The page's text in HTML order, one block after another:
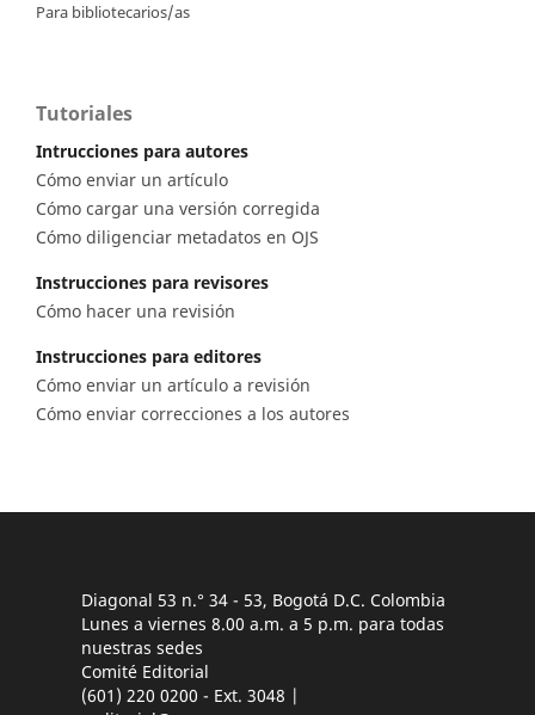
Para bibliotecarios/as
Tutoriales
Intrucciones para autores
Cómo enviar un artículo
Cómo cargar una versión corregida
Cómo diligenciar metadatos en OJS
Instrucciones para revisores
Cómo hacer una revisión
Instrucciones para editores
Cómo enviar un artículo a revisión
Cómo enviar correcciones a los autores
Diagonal 53 n.° 34 - 53, Bogotá D.C. Colombia
Lunes a viernes 8.00 a.m. a 5 p.m. para todas
nuestras sedes
Comité Editorial
(601) 220 0200 - Ext. 3048 |